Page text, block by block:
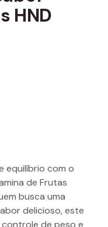
HND
equilíbrio com o
de Frutas
busca uma
delicioso, este